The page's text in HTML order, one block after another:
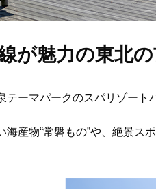
が魅力の東北の
ーマパークのスパリゾート
産物“常磐もの”や、絶景ス